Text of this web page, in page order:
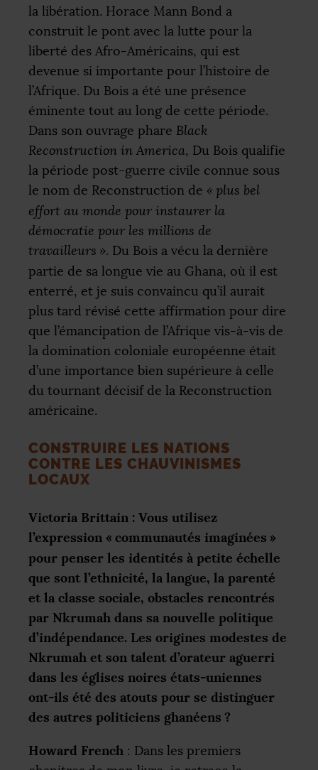
la libération. Horace Mann Bond a
construit le pont avec la lutte pour la
liberté des Afro-Américains, qui est
devenue si importante pour l’histoire de
l’Afrique. Du Bois a été une présence
éminente tout au long de cette période.
Dans son ouvrage phare Black
Reconstruction in America, Du Bois qualifie
la période post-guerre civile connue sous
le nom de Reconstruction de « plus bel
effort au monde pour instaurer la
démocratie pour les millions de
travailleurs ». Du Bois a vécu la dernière
partie de sa longue vie au Ghana, où il est
enterré, et je suis convaincu qu’il aurait
plus tard révisé cette affirmation pour dire
que l’émancipation de l’Afrique vis-à-vis de
la domination coloniale européenne était
d’une importance bien supérieure à celle
du tournant décisif de la Reconstruction
américaine.
CONSTRUIRE LES NATIONS
CONTRE LES CHAUVINISMES
LOCAUX
Victoria Brittain : Vous utilisez
l’expression « communautés imaginées »
pour penser les identités à petite échelle
que sont l’ethnicité, la langue, la parenté
et la classe sociale, obstacles rencontrés
par Nkrumah dans sa nouvelle politique
d’indépendance. Les origines modestes de
Nkrumah et son talent d’orateur aguerri
dans les églises noires états-uniennes
ont-ils été des atouts pour se distinguer
des autres politiciens ghanéens ?
Howard French : Dans les premiers